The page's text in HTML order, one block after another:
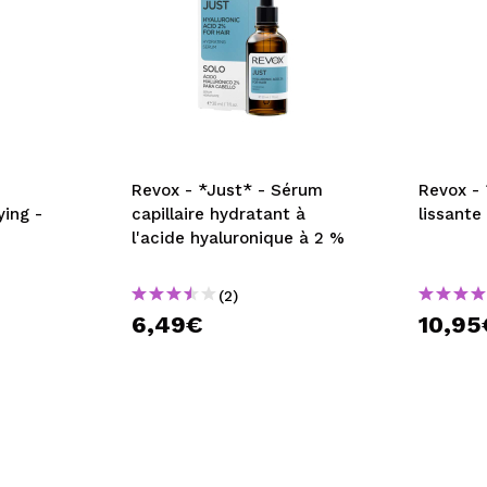
-
Revox - *Just* - Sérum
capillaire hydratant à
l'acide hyaluronique à 2 %
(2)
6,49€
Revox -
lissante